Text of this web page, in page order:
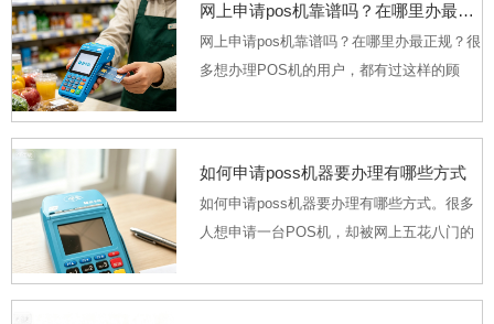
本投入，不同...
网上申请pos机靠谱吗？在哪里办最正规？
网上申请pos机靠谱吗？在哪里办最正规？很
多想办理POS机的用户，都有过这样的顾
不靠谱？其实网上申请POS机本身是合规便
上”这个渠...
如何申请poss机器要办理有哪些方式
如何申请poss机器要办理有哪些方式。很多
人想申请一台POS机，却被网上五花八门的
结几百元押金的套路，要么找不到靠谱入口